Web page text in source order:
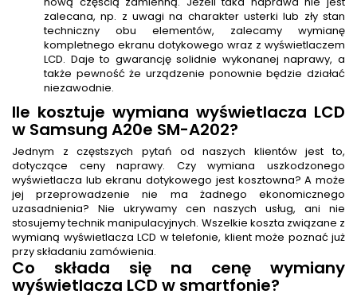
zalecana, np. z uwagi na charakter usterki lub zły stan
techniczny obu elementów, zalecamy wymianę
kompletnego ekranu dotykowego wraz z wyświetlaczem
LCD. Daje to gwarancję solidnie wykonanej naprawy, a
także pewność że urządzenie ponownie będzie działać
niezawodnie.
Ile kosztuje wymiana wyświetlacza LCD
w Samsung A20e SM-A202?
Jednym z częstszych pytań od naszych klientów jest to,
dotyczące ceny naprawy. Czy wymiana uszkodzonego
wyświetlacza lub ekranu dotykowego jest kosztowna? A może
jej przeprowadzenie nie ma żadnego ekonomicznego
uzasadnienia? Nie ukrywamy cen naszych usług, ani nie
stosujemy technik manipulacyjnych. Wszelkie koszta związane z
wymianą wyświetlacza LCD w telefonie, klient może poznać już
przy składaniu zamówienia.
Co składa się na cenę wymiany
wyświetlacza LCD w smartfonie?